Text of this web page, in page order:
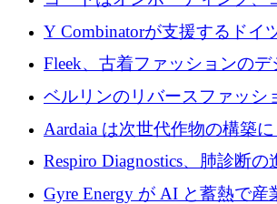
ス、支払いを統合するために
Y Combinatorが支援するドイ
ップFintoが340万ドルを調達
ーではなくミュンヘンを選ん
Fleek、古着ファッションのデ
万ドルを確保
ベルリンのリバースファッシ
維仕分け規模拡大に7桁の資
Aardaia は次世代作物の構築
寄付
Respiro Diagnostics、肺診断
100 万ポンドを確保
Gyre Energy が AI と蓄熱で産